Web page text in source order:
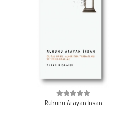
Ruhunu Arayan İnsan